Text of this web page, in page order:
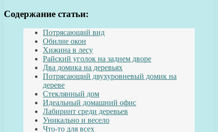
Содержание статьи:
Потрясающий вид
Обилие окон
Хижина в лесу
Райский уголок на заднем дворе
Два домика на деревьях
Потрясающий двухуровневый домик на
дереве
Стеклянный дом
Идеальный домашний офис
Лабиринт среди деревьев
Уникально и весело
Что-то для всех